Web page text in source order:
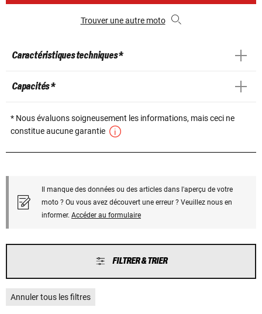
Trouver une autre moto
Caractéristiques techniques *
Capacités *
* Nous évaluons soigneusement les informations, mais ceci ne
constitue aucune garantie
Il manque des données ou des articles dans l'aperçu de votre
moto ? Ou vous avez découvert une erreur ? Veuillez nous en
informer. Accéder au formulaire
FILTRER & TRIER
Annuler tous les filtres